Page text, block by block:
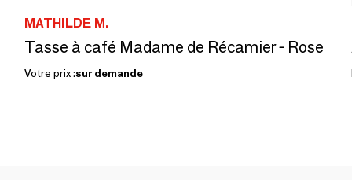
MATHILDE M.
Tasse à café Madame de Récamier - Rose
Votre prix :sur demande